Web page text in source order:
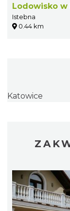
Lodowisko
Istebna
0.44 km
Katowice